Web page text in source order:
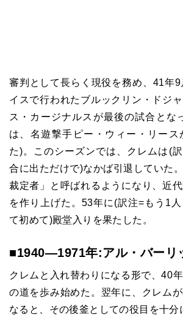
審判として長らく現役を務め、41年
イスで行われたブルックリン・ドジ
ス・カージナルスが最後の試合とな
は、名遊撃手ピー・ウィー・リース
た)。このシーズンでは、クレムは(
合に出ただけで)なかば引退していた
裁定者」と呼ばれるようになり、近
を作り上げた。53年に(訳注=もう1
て初めて)殿堂入りを果たした。
■1940―1971年:アル・バーリ
クレムと入れ替わりになる形で、40
の道を歩み始めた。翌年に、クレム
なると、その後釜としての役目を十分